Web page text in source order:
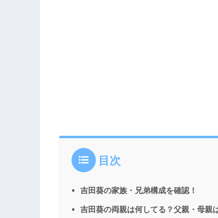
目次
吉田葵の家族・兄弟構成を確認！
吉田葵の両親は何してる？父親・母親